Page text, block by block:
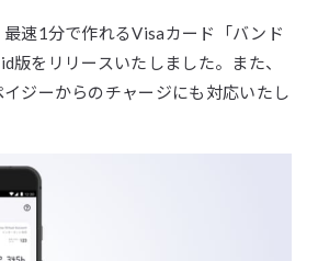
速1分で作れるVisaカード「バンド
版をリリースいたしました。また、
ジーからのチャージにも対応いたし